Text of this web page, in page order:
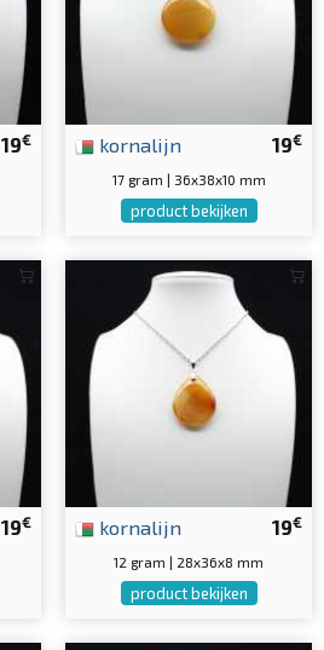
19€ 19€
kornalijn
17 gram | 36x38x10 mm
product bekijken
19€ 19€
kornalijn
12 gram | 28x36x8 mm
product bekijken